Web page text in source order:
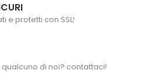
e protetti con SSL!
di noi? contattaci!